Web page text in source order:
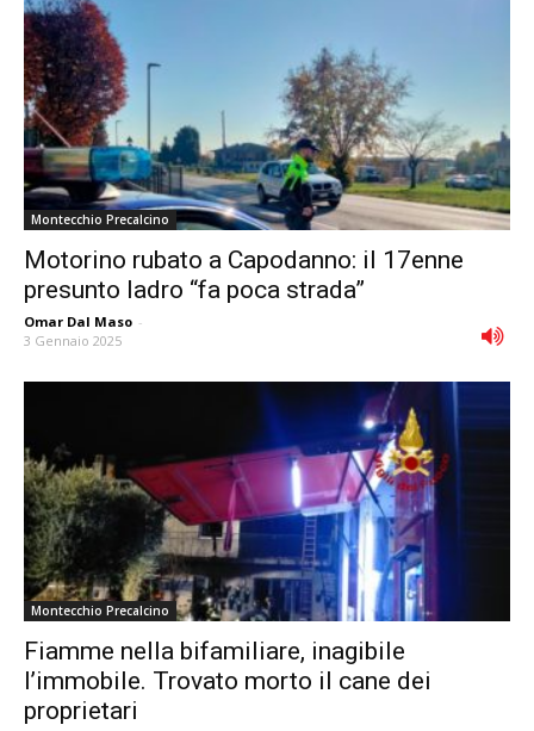
Montecchio Precalcino
Motorino rubato a Capodanno: il 17enne
presunto ladro “fa poca strada”
Omar Dal Maso -
3 Gennaio 2025
Montecchio Precalcino
Fiamme nella bifamiliare, inagibile
l’immobile. Trovato morto il cane dei
proprietari